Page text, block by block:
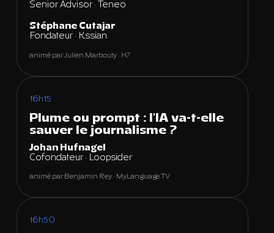
Senior Advisor · Teneo
Stéphane Cutajar
Fondateur · Kssian
animé par Julien Marbouty · H7
16h15
Plume ou prompt : l'IA va-t-elle
sauver le journalisme ?
Johan Hufnagel
Cofondateur · Loopsider
animé par Benjamin Rey · MyLanguage.TV
16h50